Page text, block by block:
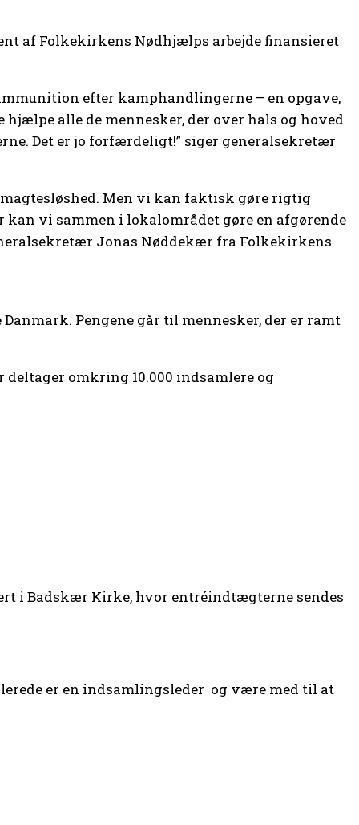
af Folkekirkens Nødhjælps arbejde finansieret
efter kamphandlingerne – en opgave,
alle de mennesker, der over hals og hoved
Det er jo forfærdeligt!” siger generalsekretær
magtesløshed. Men vi kan faktisk gøre rigtig
vi sammen i lokalområdet gøre en afgørende
Jonas Nøddekær fra Folkekirkens
Pengene går til mennesker, der er ramt
omkring 10.000 indsamlere og
i Badskær Kirke, hvor entréindtægterne sendes
er en indsamlingsleder og være med til at